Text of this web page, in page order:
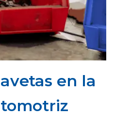
en la